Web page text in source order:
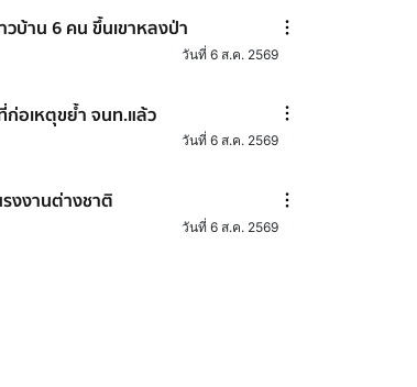
วบ้าน 6 คน ขึ้นเขาหลงป่า
วันที่ 6 ส.ค. 2569
ก่อเหตุขย้ำ จนท.แล้ว
วันที่ 6 ส.ค. 2569
งงานต่างชาติ
วันที่ 6 ส.ค. 2569